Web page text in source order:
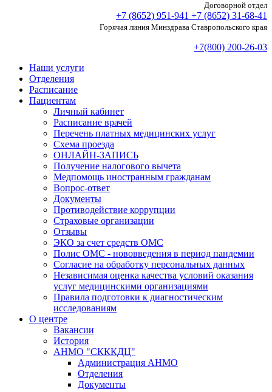
Договорной отдел
+7 (8652) 951-941 +7 (8652) 31-68-41
Горячая линия Минздрава Ставропольского края
+7(800) 200-26-03
Наши услуги
Отделения
Расписание
Пациентам
Личный кабинет
Расписание врачей
Перечень платных медицинских услуг
Схема проезда
ОНЛАЙН-ЗАПИСЬ
Получение налогового вычета
Медпомощь иностранным гражданам
Вопрос-ответ
Документы
Противодействие коррупции
Страховые организации
Отзывы
ЭКО за счет средств ОМС
Полис ОМС - нововведения в период пандемии
Согласие на обработку персональных данных
Независимая оценка качества условий оказания
услуг медицинскими организациями
Правила подготовки к диагностическим
исследованиям
О центре
Вакансии
История
АНМО "СКККДЦ"
Администрация АНМО
Отделения
Документы